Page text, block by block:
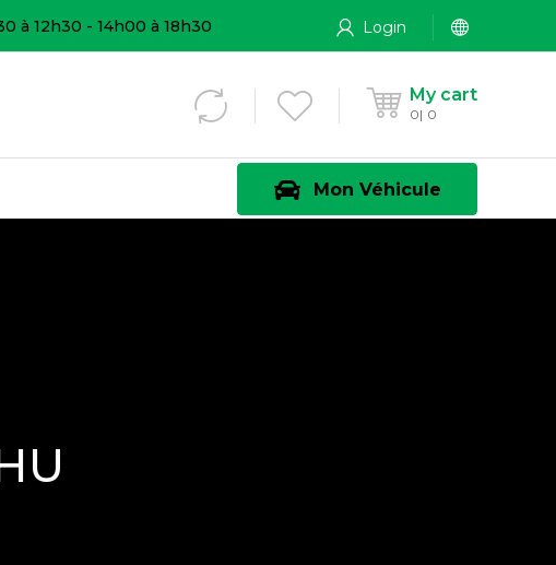
à 12h30 - 14h00 à 18h30 Login
My cart
0 0
Mon Véhicule